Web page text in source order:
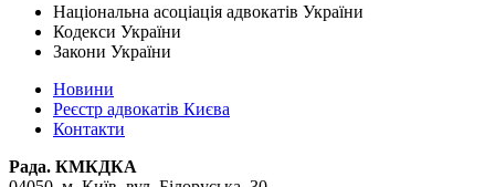
Національна асоціація адвокатів України
Кодекси України
Закони України
Новини
Реєстр адвокатів Києва
Контакти
Рада. КМКДКА